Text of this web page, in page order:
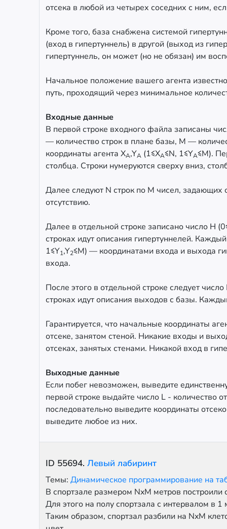
отсека в любой из четырех соседних с ним,
Кроме того, база снабжена системой
(вход в гипертуннель) в другой (выход из
гипертуннель, он может (но не обязан) им
Начальное положение вашего агента
путь, проходящий через минимальное
Входные данные
В первой строке входного файла записаны
— количество строк в плане базы, M —
координаты агента XA,YA (1≤XA≤N, 1≤YA≤M).
столбца. Строки нумеруются сверху вниз,
Далее следуют N строк по M чисел, задающих
отсутствию.
Далее в отдельной строке записано число H
строках идут описания гипертуннелей.
1≤Y1,Y2≤M) — координатами входа и выхода
входа.
После этого в отдельной строке следует
строках идут описания выходов с базы.
Гарантируется, что начальные координаты
отсеке, занятом стеной. Никакие входы и
отсеках, занятых стенами. Никакой вход в
Выходные данные
Если побег невозможен, выведите
первой строке выдайте число L - количество
последовательно выведите координаты
выведите любое из них.
ID 55694. Левый лабиринт
Темы: Динамическое программирование на
В спортзале размером NxM метров
Для этого на полу спортзала с интервалом в
Таким образом, спортзал разбили на NxM